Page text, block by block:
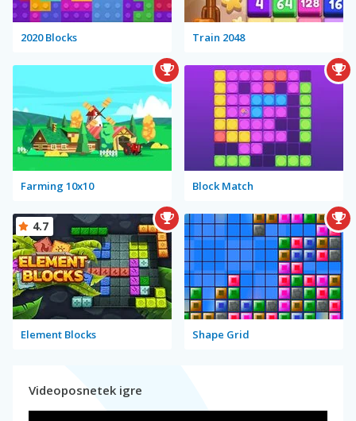
2020 Blocks Train 2048
Farming 10x10 Block Match
Element Blocks
4.7
Shape Grid
Videoposnetek igre